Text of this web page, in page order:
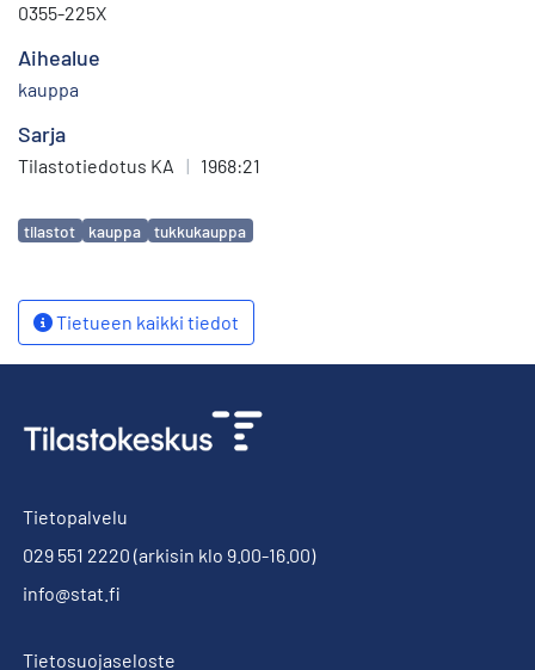
0355-225X
Aihealue
kauppa
Sarja
Tilastotiedotus KA | 1968:21
Avainsanat
tilastot kauppa tukkukauppa
Tietueen kaikki tiedot
Tietopalvelu
029 551 2220 (arkisin klo 9.00-16.00)
info@stat.fi
Tietosuojaseloste